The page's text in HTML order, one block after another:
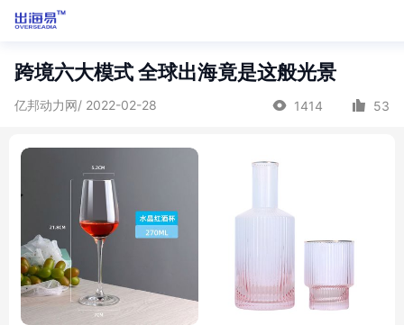
跨境六大模式 全球出海竟是这般光景
亿邦动力网/ 2022-02-28 1414 53